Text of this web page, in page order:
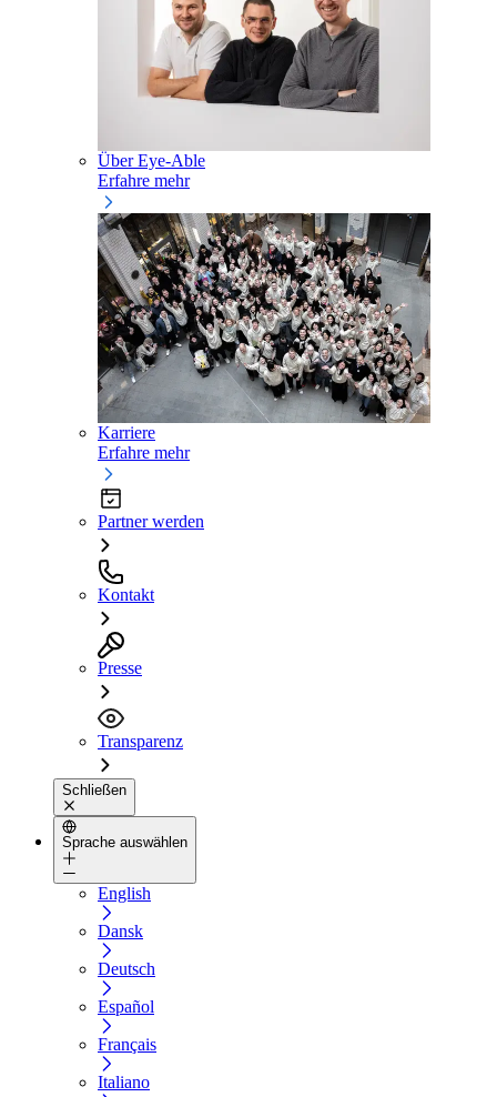
Über Eye-Able
Erfahre mehr
Karriere
Erfahre mehr
Partner werden
Kontakt
Presse
Transparenz
Schließen
Sprache auswählen
English
Dansk
Deutsch
Español
Français
Italiano